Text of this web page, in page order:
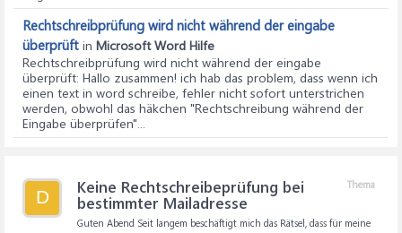
Rechtschreibprüfung wird nicht während der eingabe
überprüft in Microsoft Word Hilfe
Rechtschreibprüfung wird nicht während der eingabe
überprüft: Hallo zusammen! ich hab das problem, dass wenn ich
einen text in word schreibe, fehler nicht sofort unterstrichen
werden, obwohl das häkchen "Rechtschreibung während der
Eingabe überprüfen"...
D
Thema
Keine Rechtschreibeprüfung bei
bestimmter Mailadresse
Guten Abend Seit langem beschäftigt mich das Rätsel, dass für meine